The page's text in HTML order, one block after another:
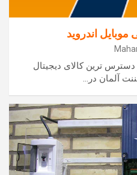
اندروید
ترین کالای دیجیتال
آلمان در…